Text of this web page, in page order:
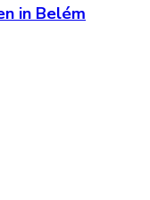
in Belém